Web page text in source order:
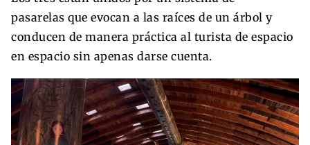
pasarelas que evocan a las raíces de un árbol y
conducen de manera práctica al turista de espacio
en espacio sin apenas darse cuenta.